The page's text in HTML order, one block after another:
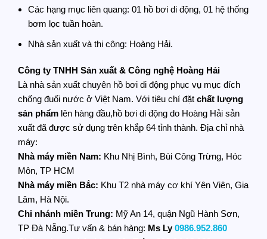
Các hạng mục liên quang: 01 hồ bơi di động, 01 hệ thống
bơm lọc tuần hoàn.
Nhà sản xuất và thi công: Hoàng Hải.
Công ty TNHH Sản xuất & Công nghệ Hoàng Hải
Là nhà sản xuất chuyên hồ bơi di động phục vụ mục đích
chống đuối nước ở Việt Nam. Với tiêu chí đặt chất lượng
sản phẩm lên hàng đầu,hồ bơi di động do Hoàng Hải sản
xuất đã được sử dụng trên khắp 64 tỉnh thành. Địa chỉ nhà
máy:
Nhà máy miền Nam: Khu Nhị Bình, Bùi Công Trừng, Hóc
Môn, TP HCM
Nhà máy miền Bắc: Khu T2 nhà máy cơ khí Yên Viên, Gia
Lâm, Hà Nội.
Chi nhánh miền Trung: Mỹ An 14, quận Ngũ Hành Sơn,
TP Đà Nẵng.Tư vấn & bán hàng: Ms Ly0986.952.860